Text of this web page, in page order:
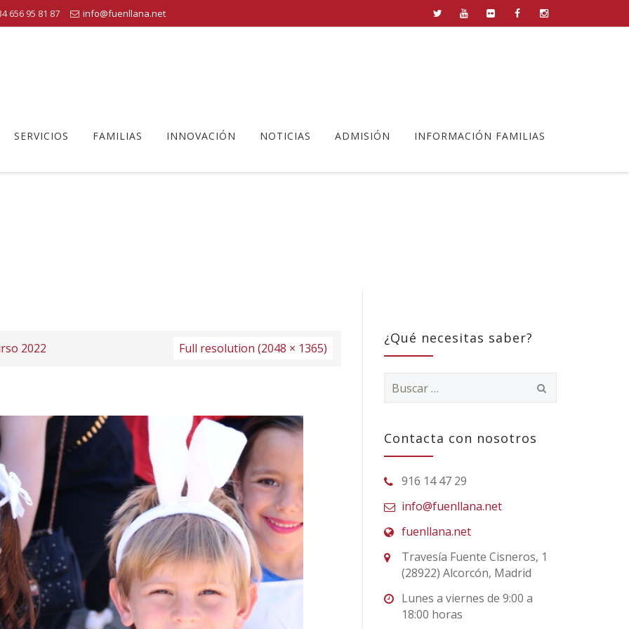
656 95 81 87 info@fuenllana.net
SERVICIOS FAMILIAS INNOVACIÓN NOTICIAS ADMISIÓN INFORMACIÓN FAMILIAS
2022 Full resolution (2048 × 1365)
¿Qué necesitas saber?
Contacta con nosotros
916 14 47 29
info@fuenllana.net
fuenllana.net
Travesía Fuente Cisneros, 1
(28922) Alcorcón, Madrid
Lunes a viernes de 9:00 a
18:00 horas